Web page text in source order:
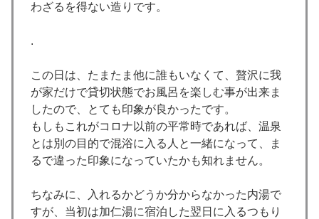
わざるを得ない造りです。
.
この日は、たまたま他に誰もいなくて、贅沢に我
が家だけで貸切状態でお風呂を楽しむ事が出来ま
したので、とても印象が良かったです。
もしもこれがコロナ以前の平常時であれば、温泉
とは別の目的で混浴に入る人と一緒になって、ま
るで違った印象になっていたかも知れません。
ちなみに、入れるかどうか分からなかった内湯で
すが、当初は加仁湯に宿泊した翌日に入るつもり